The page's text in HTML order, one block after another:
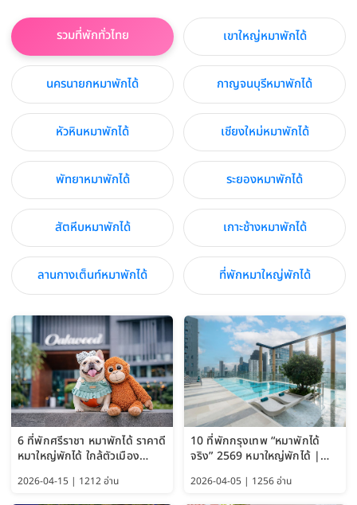
รวมที่พักทั่วไทย เขาใหญ่หมาพักได้
นครนายกหมาพักได้ กาญจนบุรีหมาพักได้
หัวหินหมาพักได้ เชียงใหม่หมาพักได้
พัทยาหมาพักได้ ระยองหมาพักได้
สัตหีบหมาพักได้ เกาะช้างหมาพักได้
ลานกางเต็นท์หมาพักได้ ที่พักหมาใหญ่พักได้
6 ที่พักศรีราชา หมาพักได้ ราคาดี
หมาใหญ่พักได้ ใกล้ตัวเมือง
2026-04-15 | 1212 อ่าน
10 ที่พักกรุงเทพ “หมาพักได้
จริง” 2569 หมาใหญ่พักได้ |
Bangkok อัปเดตล่าสุด
2026-04-05 | 1256 อ่าน